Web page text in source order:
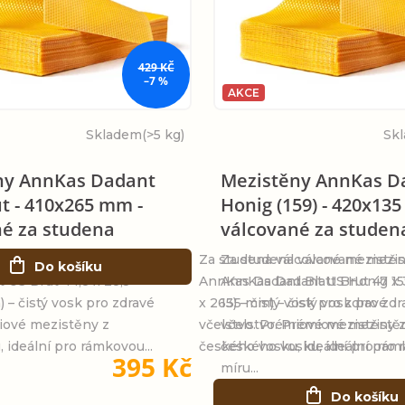
mezistěny
US Brut 44,8 x 28,5 -
– čistý vosk pro zdravé
mezistěny z
ideální pro rámkovou...
429 KČ
–7 %
AnnKas Dadant
- 410x265 mm -
za studena
Skladem(>5 kg)
395 Kč
Do košíku
Za studena válcované
AnnKas Dadant Blatt Brut 47 x
x 265) – čistý vosk pro zdravé
včelstvo. Prémiové mezistěny z
českého vosku, ideální pro
AKCE
Mezistěny AnnKas
Honig (159) -
válcované za
Do košíku
Za studena válcované
AnnKas Dadant US Honig
135 mm) – čistý vosk pro
včelstvo. Prémiové
českého vosku, ideální pro
míru...